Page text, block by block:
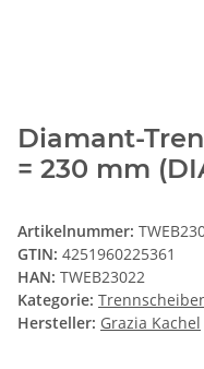
Diamant-
= 230 mm
Artikelnummer:
GTIN: 4251960225361
HAN: TWEB23022
Kategorie:
Hersteller: Grazia Kachel